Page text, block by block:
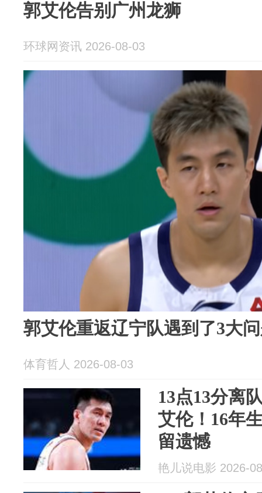
郭艾伦告别广州龙狮
环球网资讯 2026-08-03
郭艾伦重返辽宁队遇到了3大
体育哲人 2026-08-03
13点13分离
艾伦！16年
留遗憾
艳儿说电影 2026-